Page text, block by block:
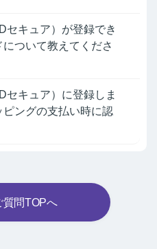
セキュア）が登録でき
ついて教えてくださ
セキュア）に登録しま
ピングの支払い時に認
質問TOPへ